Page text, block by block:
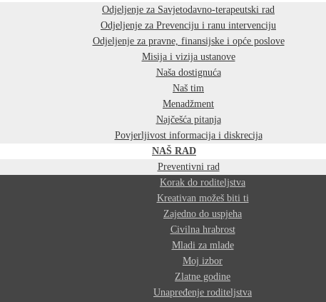
Odjeljenje za Savjetodavno-terapeutski rad
Odjeljenje za Prevenciju i ranu intervenciju
Odjeljenje za pravne, finansijske i opće poslove
Misija i vizija ustanove
Naša dostignuća
Naš tim
Menadžment
Najčešća pitanja
Povjerljivost informacija i diskrecija
NAŠ RAD
Preventivni rad
Korak do roditeljstva
Kreativan možeš biti ti
Zajedno do uspjeha
Civilna hrabrost
Mladi za mlade
Moj izbor
Zlatne godine
Unapređenje roditeljstva